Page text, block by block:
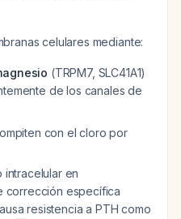
celulares mediante:
(TRPM7, SLC41A1)
de los canales de
con el cloro por
intracelular en
corrección específica
resistencia a PTH como